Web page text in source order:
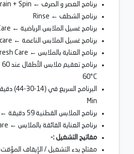
برنامج العصر و الصرف ← Drain + Spin
برنامج الشطف ← Rinse
برنامج غسيل الملابس الرياضية ← Fitness Care
برنامج غسيل الملابس الناعمة ← Soft care
برنامج العناية بالملابس ← Fresh Care
60°C
Min
برنامج الملابس القطنية 59 دقيقة ← Cottons Care 59 Min
برنامج العناية الفائقة بالملابس ← Extra Care
مفاتيح التشغيل :-
مفتاح بدء التشغيل / الإيقاف المؤقت